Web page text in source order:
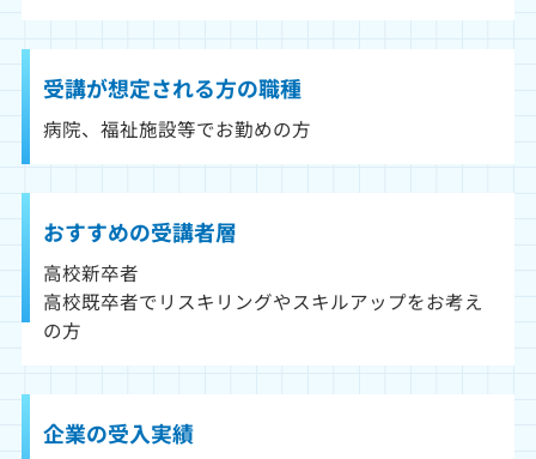
受講が想定される方の職種
病院、福祉施設等でお勤めの方
おすすめの受講者層
高校新卒者
高校既卒者でリスキリングやスキルアップをお考え
の方
企業の受入実績